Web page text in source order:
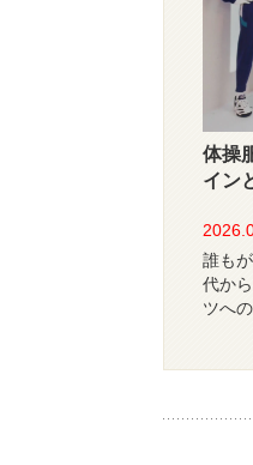
体操
イン
誰も
代か
ツへ